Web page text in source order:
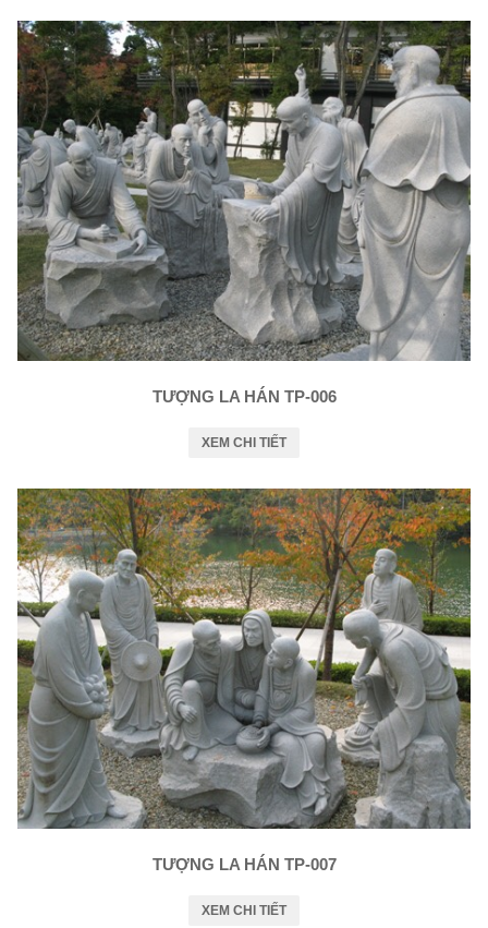
TƯỢNG LA HÁN TP-006
XEM CHI TIẾT
TƯỢNG LA HÁN TP-007
XEM CHI TIẾT